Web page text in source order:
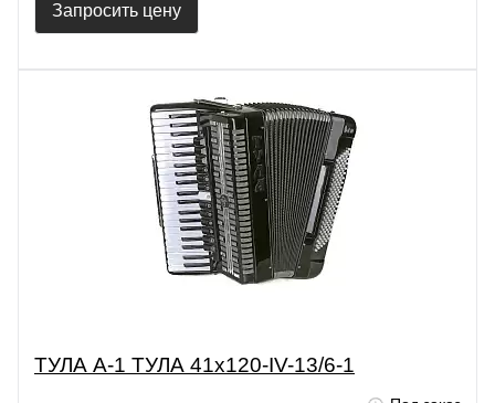
Запросить цену
ТУЛА А-1 ТУЛА 41х120-IV-13/6-1